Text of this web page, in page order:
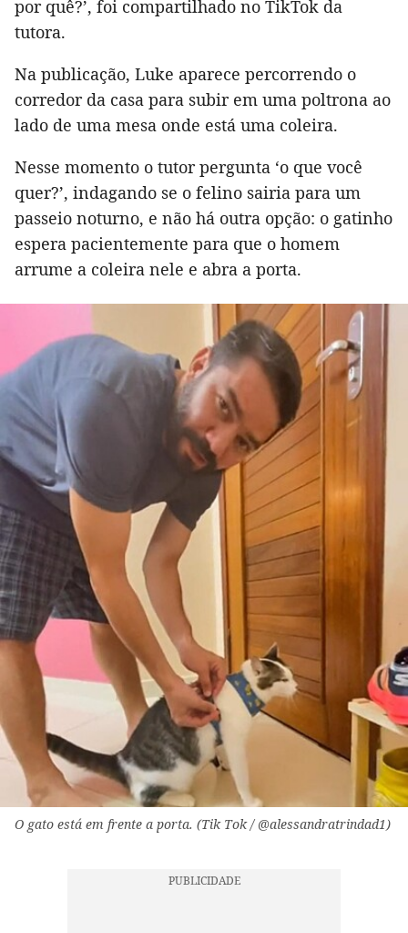
por quê?’, foi compartilhado no TikTok da
tutora.
Na publicação, Luke aparece percorrendo o
corredor da casa para subir em uma poltrona ao
lado de uma mesa onde está uma coleira.
Nesse momento o tutor pergunta ‘o que você
quer?’, indagando se o felino sairia para um
passeio noturno, e não há outra opção: o gatinho
espera pacientemente para que o homem
arrume a coleira nele e abra a porta.
O gato está em frente a porta. (Tik Tok / @alessandratrindad1)